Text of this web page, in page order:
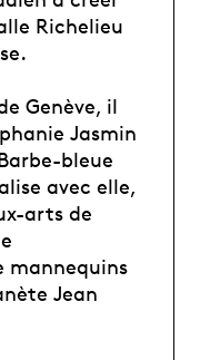
Richelieu
Genève, il
Jasmin
bleue
avec elle,
arts de
mannequins
Jean